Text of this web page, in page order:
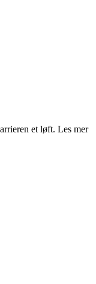
et løft. Les mer